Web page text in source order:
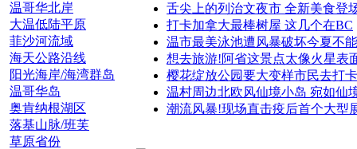
温哥华北岸
大温低陆平原
菲沙河流域
海天公路沿线
阳光海岸/海湾群岛
温哥华岛
奥肯纳根湖区
落基山脉/班芙
草原省份
舌尖上的列治文夜市 全新美食登
打卡加拿大最棒树屋 这几个在BC
温市最美泳池遭风暴破坏今夏不
想去旅游!阿省这景点太像火星表
樱花绽放公园要大变样市民去打卡
温村周边北欧风仙境小岛 宛如仙
潮流风暴!现场直击疫后首个大型